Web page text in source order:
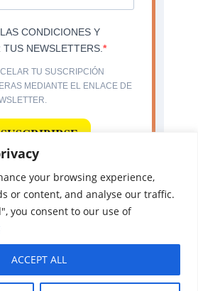
your browsing experience,
or content, and analyse our traffic.
you consent to our use of
ACCEPT ALL
CONDICIONES Y
TUS NEWSLETTERS.
TU SUSCRIPCIÓN
MEDIANTE EL ENLACE DE
SUSCRIBIRSE